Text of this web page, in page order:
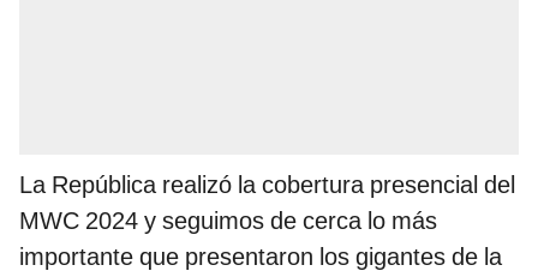
La República realizó la cobertura presencial del
MWC 2024 y seguimos de cerca lo más
importante que presentaron los gigantes de la